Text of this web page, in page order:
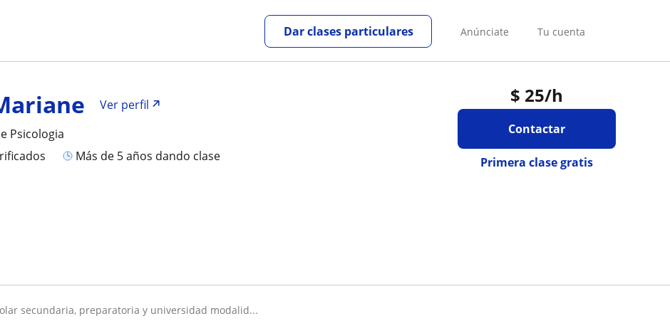
Anúnciate Tu cuenta
Dar clases particulares
$ 25/h
Contactar
Primera clase gratis
Ver perfil
Psicologia
más de 5 años dando clase
secundaria, preparatoria y universidad modalid...